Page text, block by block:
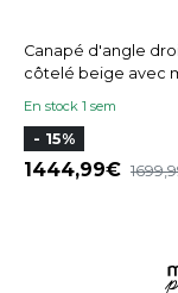
Canapé d'angle
côtelé beige avec
En stock 1 sem
- 15%
1444,99